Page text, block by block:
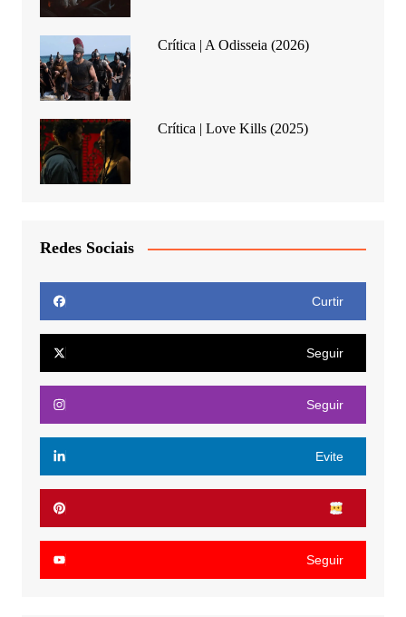
Crítica | A Odisseia (2026)
Crítica | Love Kills (2025)
Redes Sociais
Curtir
Seguir
Seguir
Evite
Seguir